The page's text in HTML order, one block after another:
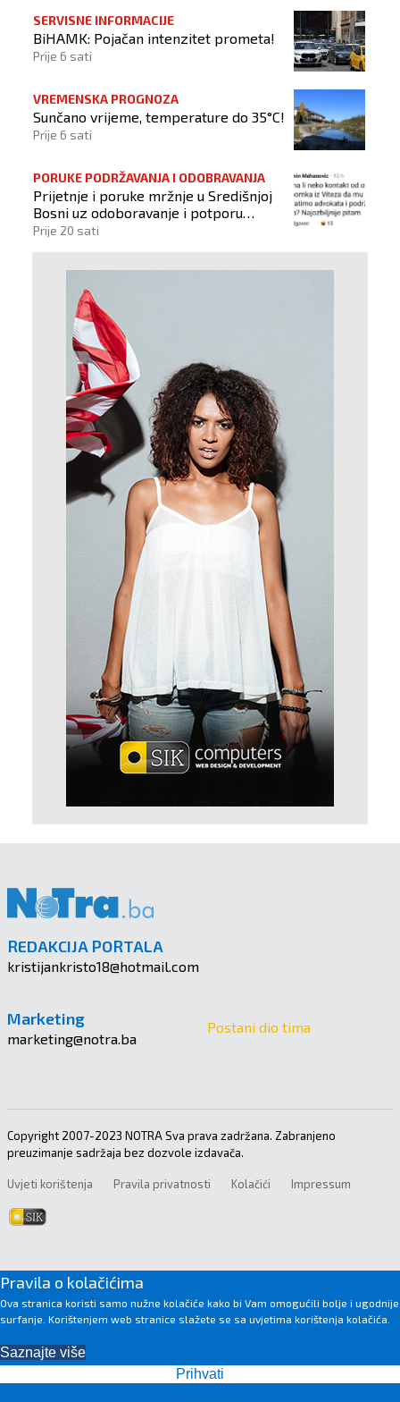
SERVISNE INFORMACIJE
BiHAMK: Pojačan intenzitet prometa!
Prije 6 sati
VREMENSKA PROGNOZA
Sunčano vrijeme, temperature do 35°C!
Prije 6 sati
PORUKE PODRŽAVANJA I ODOBRAVANJA
Prijetnje i poruke mržnje u Središnjoj
Bosni uz odoboravanje i potporu
počinitelju
Prije 20 sati
REDAKCIJA PORTALA
kristijankristo18@hotmail.com
Marketing
marketing@notra.ba
Postani dio tima
Copyright 2007-2023 NOTRA Sva prava zadržana. Zabranjeno
preuzimanje sadržaja bez dozvole izdavača.
Uvjeti korištenja Pravila privatnosti Kolačići Impressum
Pravila o kolačićima
Ova stranica koristi samo nužne kolačiće kako bi Vam omogućili bolje i ugodnije
surfanje. Korištenjem web stranice slažete se sa uvjetima korištenja kolačića.
Saznajte više
Prihvati